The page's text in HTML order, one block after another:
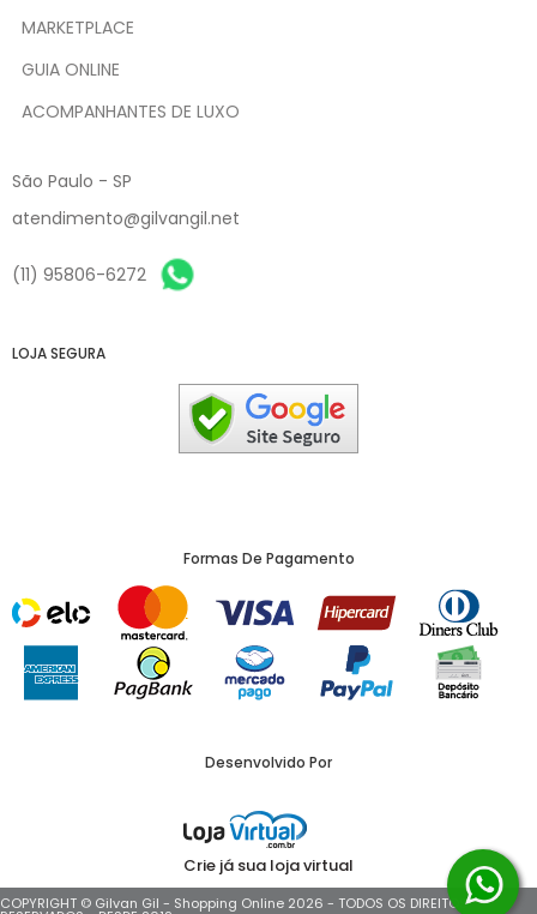
MARKETPLACE
GUIA ONLINE
ACOMPANHANTES DE LUXO
São Paulo - SP
atendimento@gilvangil.net
(11) 95806-6272
LOJA SEGURA
Formas De Pagamento
Desenvolvido Por
Crie já sua loja virtual
COPYRIGHT © Gilvan Gil - Shopping Online 2026 - TODOS OS DIREITOS